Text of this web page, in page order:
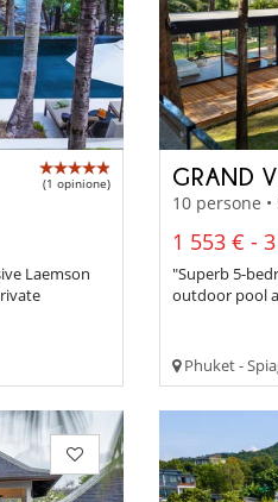
(1 opinione)
Laemson
GRAND
10 persone
1 553 € -
"Superb 5-
outdoor pool
Phuket -